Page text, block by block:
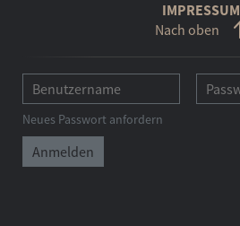
IMPRESSUM
Nach oben
Neues Passwort anfordern